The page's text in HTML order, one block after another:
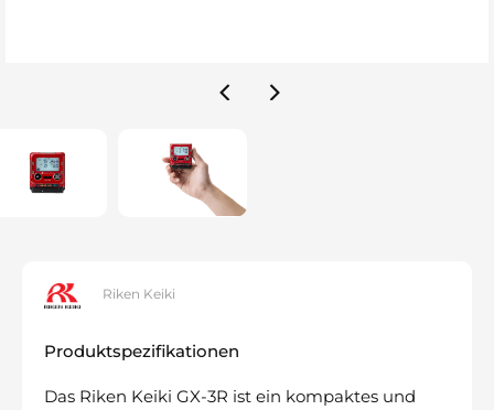
Riken Keiki
Produktspezifikationen
Das Riken Keiki GX-3R ist ein kompaktes und